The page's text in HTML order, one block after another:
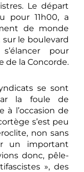
Le départ
pour 11h00, a
de monde
le boulevard
pour
de la Concorde.
se sont
la foule de
à l’occasion de
s’est peu
non sans
un important
donc, pêle-
», des